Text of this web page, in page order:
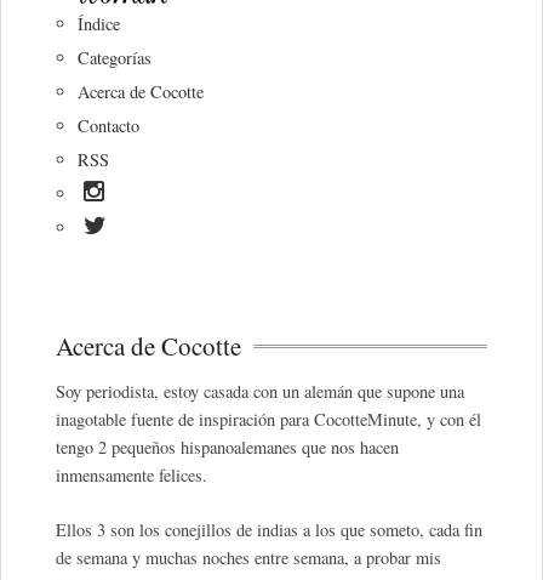
Índice
Categorías
Acerca de Cocotte
Contacto
RSS
Acerca de Cocotte
Soy periodista, estoy casada con un alemán que supone una
inagotable fuente de inspiración para CocotteMinute, y con él
tengo 2 pequeños hispanoalemanes que nos hacen
inmensamente felices.
Ellos 3 son los conejillos de indias a los que someto, cada fin
de semana y muchas noches entre semana, a probar mis